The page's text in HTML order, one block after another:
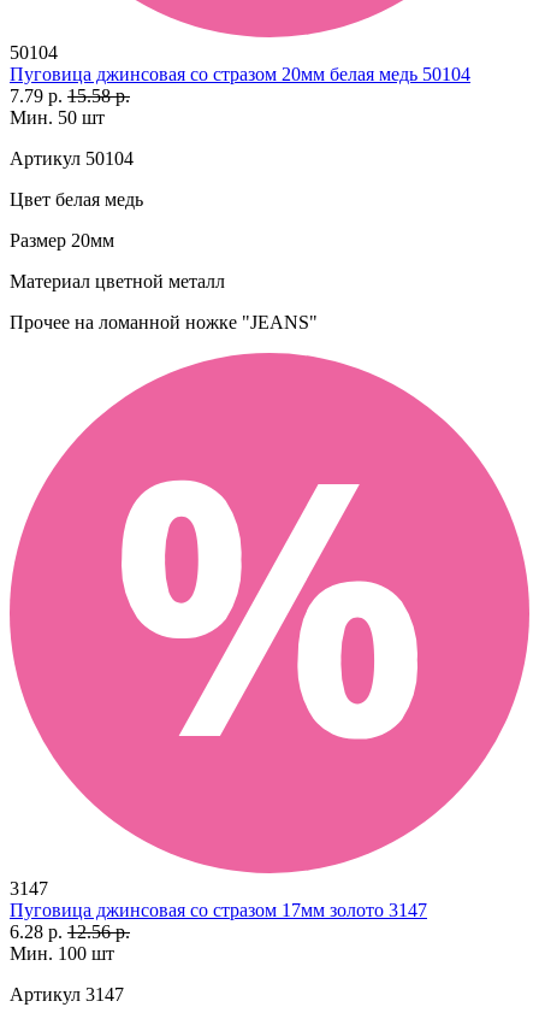
50104
Пуговица джинсовая со стразом 20мм белая медь 50104
7.79 р. 15.58 р.
Мин. 50 шт
Артикул 50104
Цвет белая медь
Размер 20мм
Материал цветной металл
Прочее на ломанной ножке "JEANS"
3147
Пуговица джинсовая со стразом 17мм золото 3147
6.28 р. 12.56 р.
Мин. 100 шт
Артикул 3147